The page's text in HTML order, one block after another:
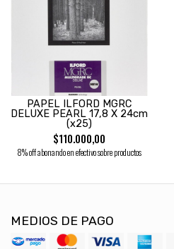
PAPEL ILFORD MGRC
DELUXE PEARL 17,8 X 24cm
(x25)
$110.000,00
8% off abonando en efectivo sobre productos
MEDIOS DE PAGO